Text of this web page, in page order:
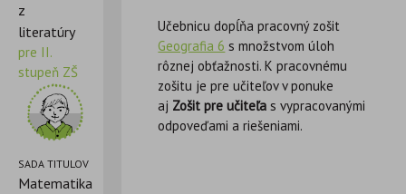
z
literatúry
pre II.
stupeň ZŠ
SADA TITULOV
Matematika
Učebnicu dopĺňa pracovný zošit
Geografia 6 s množstvom úloh
rôznej obťažnosti. K pracovnému
zošitu je pre učiteľov v ponuke
aj Zošit pre učiteľa s vypracovanými
odpoveďami a riešeniami.